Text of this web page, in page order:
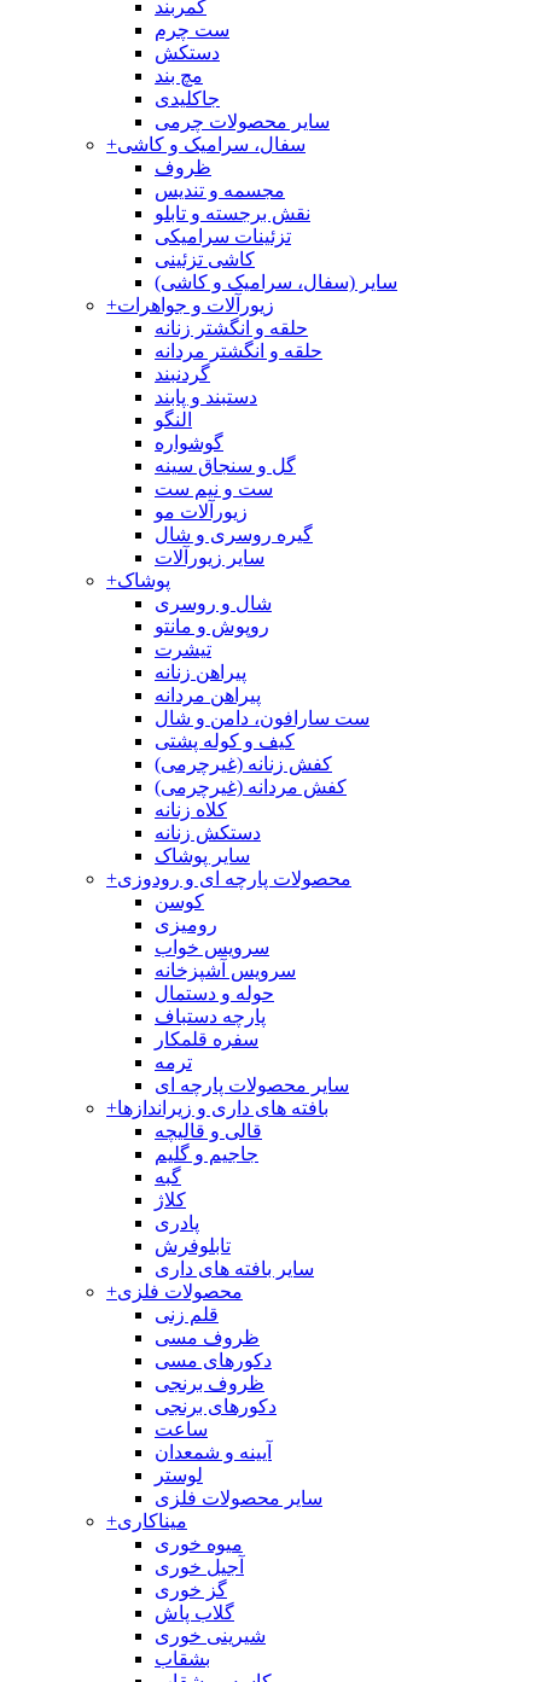
کمربند
ست چرم
دستکش
مچ بند
جاکلیدی
سایر محصولات چرمی
+سفال، سرامیک و کاشی
ظروف
مجسمه و تندیس
نقش برجسته و تابلو
تزئینات سرامیکی
کاشی تزئینی
سایر (سفال، سرامیک و کاشی)
+زیورآلات و جواهرات
حلقه و انگشتر زنانه
حلقه و انگشتر مردانه
گردنبند
دستبند و پابند
النگو
گوشواره
گل و سنجاق سینه
ست و نیم ست
زیورآلات مو
گیره روسری و شال
سایر زیورآلات
+پوشاک
شال و روسری
روپوش و مانتو
تیشرت
پیراهن زنانه
پیراهن مردانه
ست سارافون، دامن و شال
کیف و کوله پشتی
کفش زنانه (غیرچرمی)
کفش مردانه (غیرچرمی)
کلاه زنانه
دستکش زنانه
سایر پوشاک
+محصولات پارچه ای و رودوزی
کوسن
رومیزی
سرویس خواب
سرویس آشپزخانه
حوله و دستمال
پارچه دستباف
سفره قلمکار
ترمه
سایر محصولات پارچه ای
+بافته های داری و زیراندازها
قالی و قالیچه
جاجیم و گلیم
گبه
کلاژ
پادری
تابلوفرش
سایر بافته های داری
+محصولات فلزی
قلم زنی
ظروف مسی
دکورهای مسی
ظروف برنجی
دکورهای برنجی
ساعت
آیینه و شمعدان
لوستر
سایر محصولات فلزی
+میناکاری
میوه خوری
آجیل خوری
گز خوری
گلاب پاش
شیرینی خوری
بشقاب